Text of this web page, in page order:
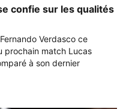
confie sur les qualités
Verdasco ce
prochain match Lucas
à son dernier